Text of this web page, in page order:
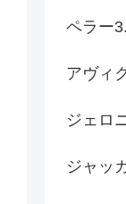
ペラー
アヴィ
ジェロ
ジャッ